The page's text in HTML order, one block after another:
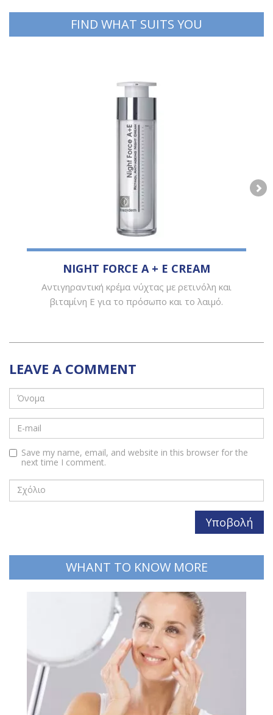
FIND WHAT SUITS YOU
NIGHT FORCE A + E CREAM
Αντιγηραντική κρέμα νύχτας με ρετινόλη και
βιταμίνη Ε για το πρόσωπο και το λαιμό.
LEAVE A COMMENT
Save my name, email, and website in this browser for the
next time I comment.
WHANT TO KNOW MORE